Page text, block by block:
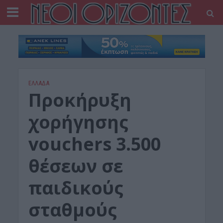
ΕΛΛΑΔΑ
Προκήρυξη
χορήγησης
vouchers 3.500
θέσεων σε
παιδικούς
σταθμούς